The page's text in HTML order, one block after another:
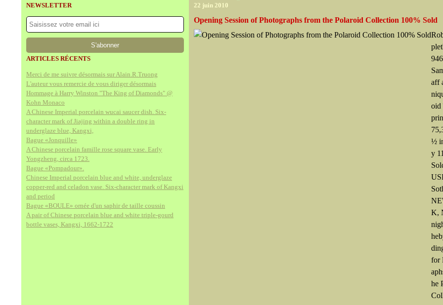
NEWSLETTER
ARTICLES RÉCENTS
Merci de me suivre désormais sur Alain.R.Truong
L'auteur vous remercie de vous diriger désormais
Hommage à Harry Winston "The King of Diamonds" @
Kohn Monaco
A Chinese Imperial porcelain wucai saucer dish. Six-
character mark of Jiajing within a double ring in
underglaze blue, Kangxi,
Bague «Jonquille»
A Chinese porcelain famille rose square vase. Early
Yongzheng, circa 1723.
Bague «Pompadour».
Chinese Imperial porcelain blue and white, underglaze
copper-red and celadon vase. Six-character mark of Kangxi
and period
Bague «BOULE» ornée d'un saphir de taille coussin
A pair of Chinese porcelain blue and white triple-gourd
bottle vases, Kangxi, 1662-1722
22 juin 2010
Opening Session of Photographs from the Polaroid Collection 100% Sold
aff
oid
½
y
K,
for
he